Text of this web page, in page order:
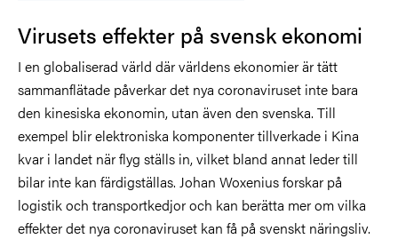
Virusets effekter på svensk ekonomi
I en globaliserad värld där världens ekonomier är tätt
sammanflätade påverkar det nya coronaviruset inte bara
den kinesiska ekonomin, utan även den svenska. Till
exempel blir elektroniska komponenter tillverkade i Kina
kvar i landet när flyg ställs in, vilket bland annat leder till
bilar inte kan färdigställas. Johan Woxenius forskar på
logistik och transportkedjor och kan berätta mer om vilka
effekter det nya coronaviruset kan få på svenskt näringsliv.